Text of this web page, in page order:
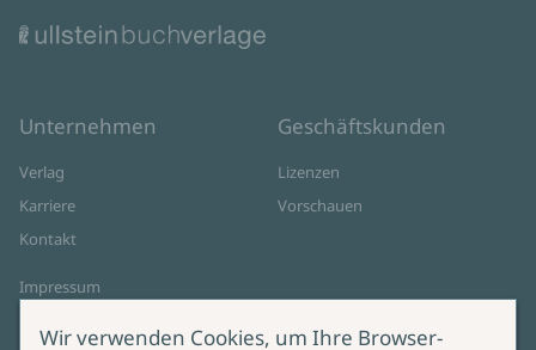
Unternehmen
Verlag
Karriere
Kontakt
Impressum
Geschäftskunden
Lizenzen
Vorschauen
Wir verwenden Cookies, um Ihre Browser-